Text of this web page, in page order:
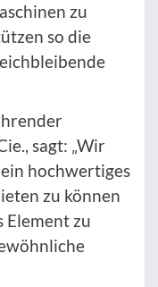
zu
so die
sagt: „Wir
hochwertiges
zu können
Element zu